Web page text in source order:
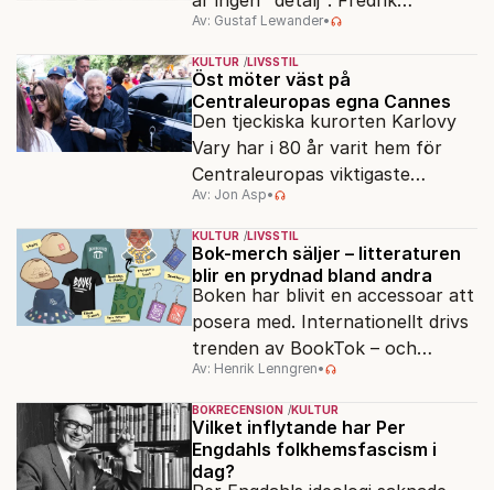
Segerfeldts iver att skildra den
ryska imperialismen leder till en
förenklad bild av historien.
Av: Gustaf Lewander•
KULTUR LIVSSTIL
Öst möter väst på
Centraleuropas egna Cannes
Den tjeckiska kurorten Karlovy
Vary har i 80 år varit hem för
Centraleuropas viktigaste
filmfestival – en plats där
Hollywoodglans möter
egensinnighet.
Av: Jon Asp•
KULTUR LIVSSTIL
Bok-merch säljer – litteraturen
blir en prydnad bland andra
Boken har blivit en accessoar att
posera med. Internationellt drivs
trenden av BookTok – och
förlagen följer efter.
Av: Henrik Lenngren•
BOKRECENSION KULTUR
Vilket inflytande har Per
Engdahls folkhemsfascism i
dag?